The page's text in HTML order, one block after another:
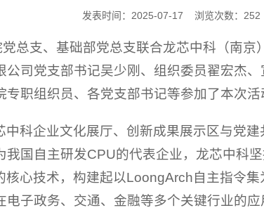
发表时间：2025-07-17 浏览次数： 252
总支、基础部党总支联合龙芯中科（南
公司党支部书记吴少刚、组织委员翟宏杰
职组织员、各党支部书记等参加了本次活
中科企业文化展厅、创新成果展示区与党
国自主研发CPU的代表企业，龙芯中科
心技术，构建起以LoongArch自主指令集
子政务、交通、金融等多个关键行业的应